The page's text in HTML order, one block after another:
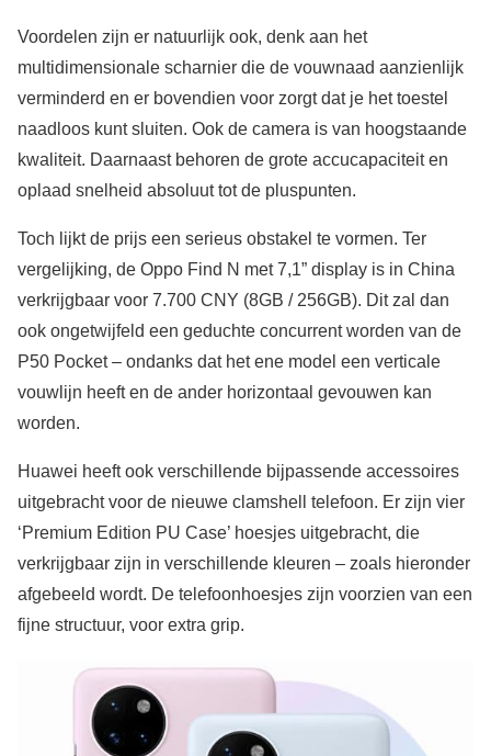
Voordelen zijn er natuurlijk ook, denk aan het
multidimensionale scharnier die de vouwnaad aanzienlijk
verminderd en er bovendien voor zorgt dat je het toestel
naadloos kunt sluiten. Ook de camera is van hoogstaande
kwaliteit. Daarnaast behoren de grote accucapaciteit en
oplaad snelheid absoluut tot de pluspunten.
Toch lijkt de prijs een serieus obstakel te vormen. Ter
vergelijking, de Oppo Find N met 7,1” display is in China
verkrijgbaar voor 7.700 CNY (8GB / 256GB). Dit zal dan
ook ongetwijfeld een geduchte concurrent worden van de
P50 Pocket – ondanks dat het ene model een verticale
vouwlijn heeft en de ander horizontaal gevouwen kan
worden.
Huawei heeft ook verschillende bijpassende accessoires
uitgebracht voor de nieuwe clamshell telefoon. Er zijn vier
‘Premium Edition PU Case’ hoesjes uitgebracht, die
verkrijgbaar zijn in verschillende kleuren – zoals hieronder
afgebeeld wordt. De telefoonhoesjes zijn voorzien van een
fijne structuur, voor extra grip.